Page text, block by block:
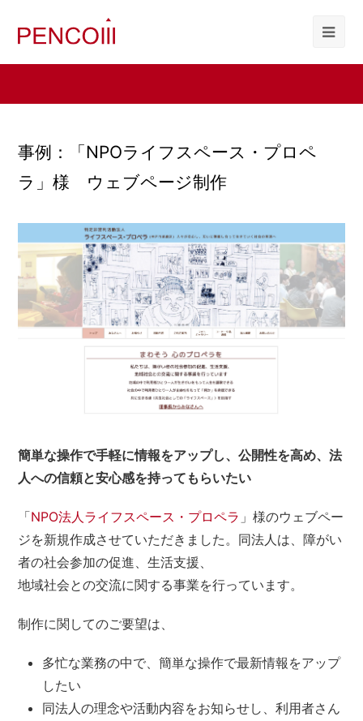
事例：「NPOライフスペース・プロペ
ラ」様 ウェブページ制作
簡単な操作で手軽に情報をアップし、公開性を高め、法
人への信頼と安心感を持ってもらいたい
「NPO法人ライフスペース・プロペラ 」様のウェブペー
ジを新規作成させていただきました。同法人は、障がい
者の社会参加の促進、生活支援、
地域社会との交流に関する事業を行っています。
制作に関してのご要望は、
多忙な業務の中で、簡単な操作で最新情報をアップ
したい
同法人の理念や活動内容をお知らせし、利用者さん